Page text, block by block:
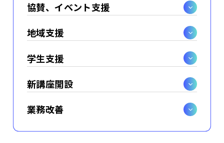
協賛、イベント支援
地域支援
学生支援
新講座開設
業務改善